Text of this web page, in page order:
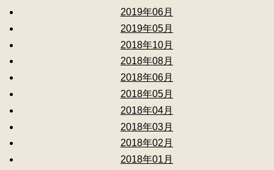
2019年06月
2019年05月
2018年10月
2018年08月
2018年06月
2018年05月
2018年04月
2018年03月
2018年02月
2018年01月